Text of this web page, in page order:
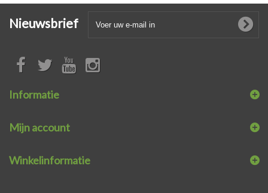
Nieuwsbrief
Informatie
Mijn account
Winkelinformatie